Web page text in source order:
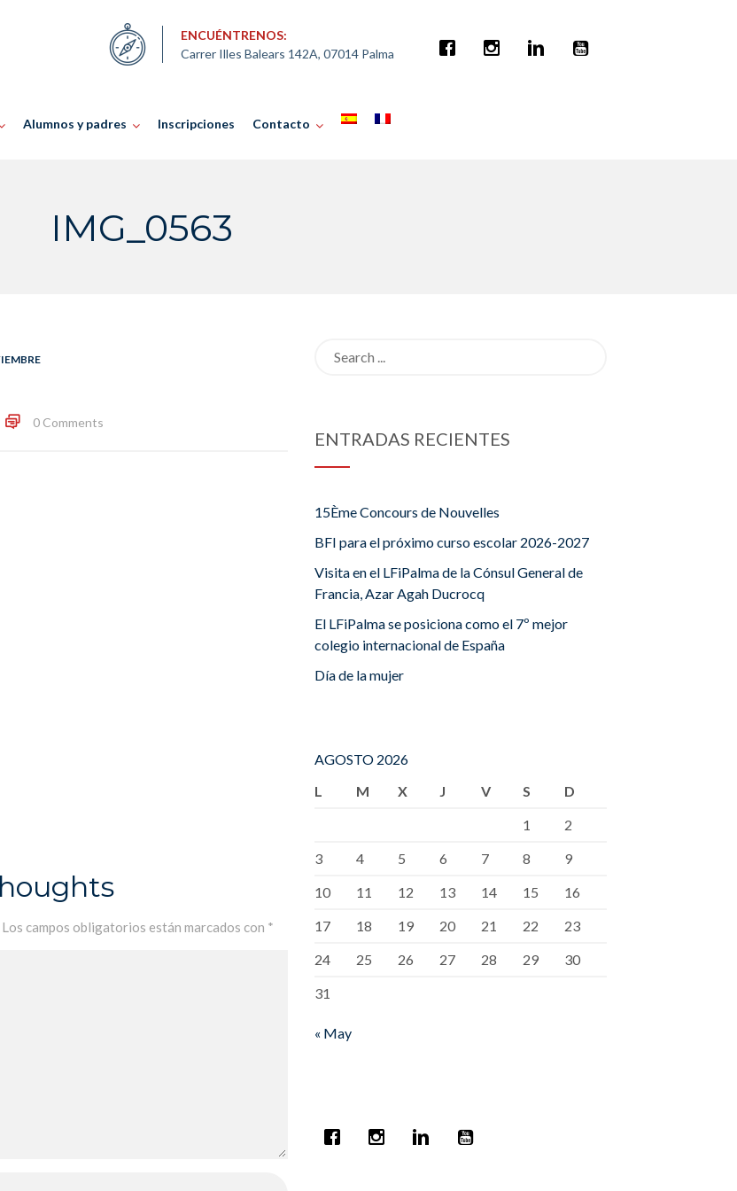
ENCUÉNTRENOS:
Carrer Illes Balears 142A, 07014 Palma
Alumnos y padres Inscripciones Contacto
IMG_0563
0 Comments
Los campos obligatorios están marcados con *
ENTRADAS RECIENTES
15Ème Concours de Nouvelles
BFI para el próximo curso escolar 2026-2027
Visita en el LFiPalma de la Cónsul General de
Francia, Azar Agah Ducrocq
El LFiPalma se posiciona como el 7º mejor
colegio internacional de España
Día de la mujer
AGOSTO 2026
L
M X J V S
D
1
2
3
4 5 6 7 8
9
10
11 12 13 14 15
16
17
18 19 20 21 22
23
24
25 26 27 28 29
30
31
« May